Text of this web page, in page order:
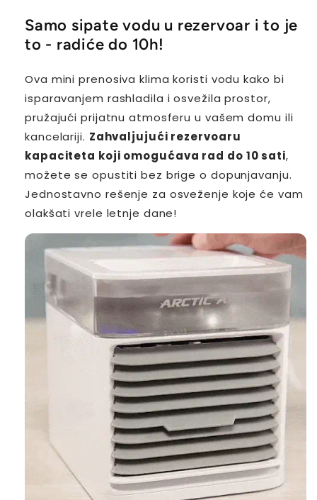
Samo sipate vodu u rezervoar i to je
to - radiće do 10h!
Ova mini prenosiva klima koristi vodu kako bi
isparavanjem rashladila i osvežila prostor,
pružajući prijatnu atmosferu u vašem domu ili
kancelariji. Zahvaljujući rezervoaru
kapaciteta koji omogućava rad do 10 sati,
možete se opustiti bez brige o dopunjavanju.
Jednostavno rešenje za osveženje koje će vam
olakšati vrele letnje dane!